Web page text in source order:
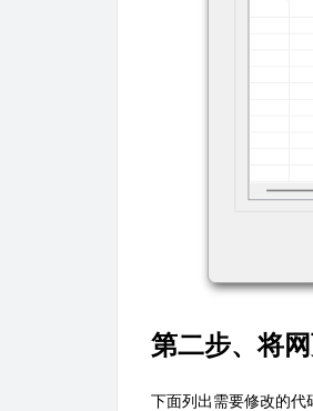
第二步、将
下面列出需要修改的代